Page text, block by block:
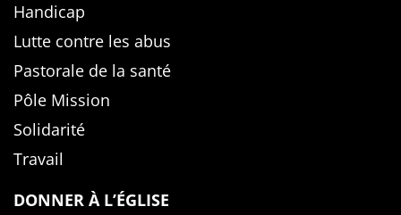
Handicap
Lutte contre les abus
Pastorale de la santé
Pôle Mission
Solidarité
Travail
DONNER À L’ÉGLISE